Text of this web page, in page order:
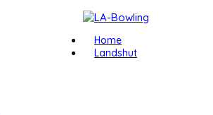
Home
Landshut